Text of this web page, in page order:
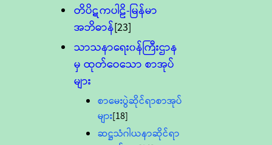
တိပိဋကပါဠိ-မြန်မာ
အဘိဓာန်[23]
သာသနာရေး၀န်ကြီးဌာန
မှ ထုတ်ဝေသော စာအုပ်
များ
စာမေးပွဲဆိုင်ရာစာအုပ်
များ[18]
ဆဋ္ဌသံဂါယနာဆိုင်ရာ